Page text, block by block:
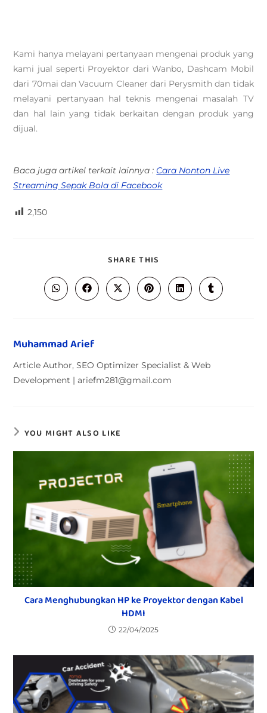
Kami hanya melayani pertanyaan mengenai produk yang
kami jual seperti Proyektor dari Wanbo, Dashcam Mobil
dari 70mai dan Vacuum Cleaner dari Perysmith dan tidak
melayani pertanyaan hal teknis mengenai masalah TV
dan hal lain yang tidak berkaitan dengan produk yang
dijual.
Baca juga artikel terkait lainnya : Cara Nonton Live
Streaming Sepak Bola di Facebook
2,150
SHARE THIS
Muhammad Arief
Article Author, SEO Optimizer Specialist & Web
Development | ariefm281@gmail.com
YOU MIGHT ALSO LIKE
Cara Menghubungkan HP ke Proyektor dengan Kabel
HDMI
22/04/2025